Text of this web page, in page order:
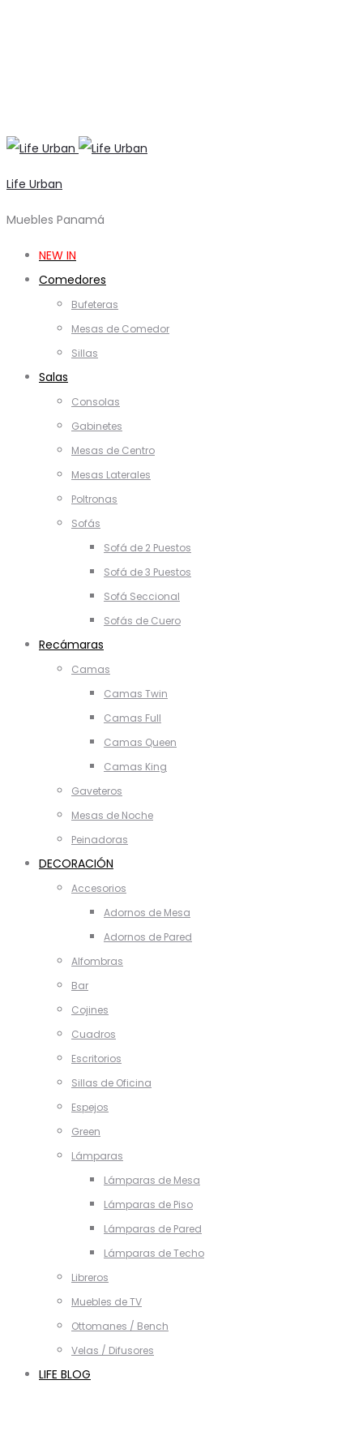
Life Urban
Muebles Panamá
NEW IN
Comedores
Bufeteras
Mesas de Comedor
Sillas
Salas
Consolas
Gabinetes
Mesas de Centro
Mesas Laterales
Poltronas
Sofás
Sofá de 2 Puestos
Sofá de 3 Puestos
Sofá Seccional
Sofás de Cuero
Recámaras
Camas
Camas Twin
Camas Full
Camas Queen
Camas King
Gaveteros
Mesas de Noche
Peinadoras
DECORACIÓN
Accesorios
Adornos de Mesa
Adornos de Pared
Alfombras
Bar
Cojines
Cuadros
Escritorios
Sillas de Oficina
Espejos
Green
Lámparas
Lámparas de Mesa
Lámparas de Piso
Lámparas de Pared
Lámparas de Techo
Libreros
Muebles de TV
Ottomanes / Bench
Velas / Difusores
LIFE BLOG